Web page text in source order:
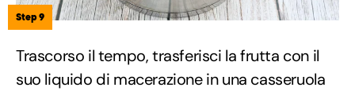
Step 9
Trascorso il tempo, trasferisci la frutta con il
suo liquido di macerazione in una casseruola